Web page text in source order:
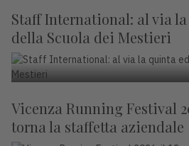
Staff International: al via
della Scuola dei Mestieri
Vicenza Running Festival
torna la staffetta aziendale